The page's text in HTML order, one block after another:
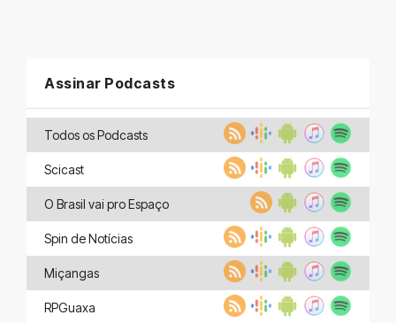
Assinar Podcasts
Todos os Podcasts
Scicast
O Brasil vai pro Espaço
Spin de Notícias
Miçangas
RPGuaxa